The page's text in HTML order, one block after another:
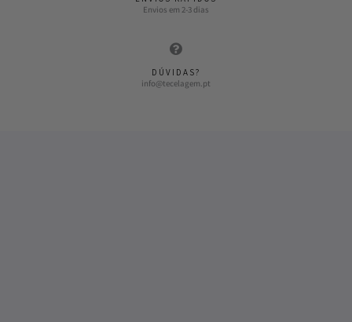
Envios em 2-3 dias
DÚVIDAS?
info@tecelagem.pt